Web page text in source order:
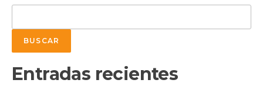
BUSCAR
Entradas recientes